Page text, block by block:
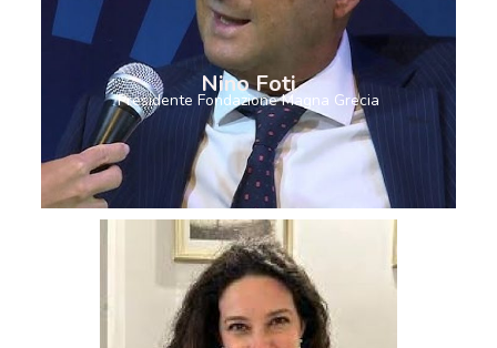
Nino Foti
Presidente Fondazione Magna Grecia